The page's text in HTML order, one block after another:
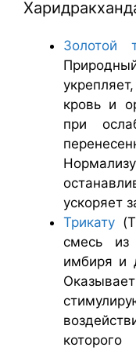
Золотой
кровь и
при
ускоряет
Трикату
смесь из
имбиря и